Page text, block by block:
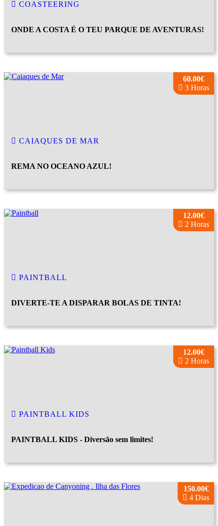
COASTEERING
ONDE A COSTA É O TEU PARQUE DE AVENTURAS!
60.00€
3 Horas
CAIAQUES DE MAR
REMA NO OCEANO AZUL!
12.00€
2 Horas
PAINTBALL
DIVERTE-TE A DISPARAR BOLAS DE TINTA!
12.00€
2 Horas
PAINTBALL KIDS
PAINTBALL KIDS - Diversão sem limites!
150.00€
4 Dias